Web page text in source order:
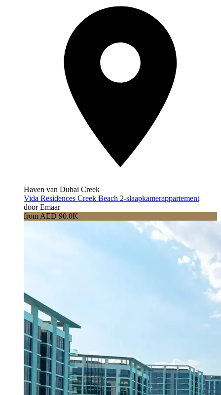
Haven van Dubai Creek
Vida Residences Creek Beach 2-slaapkamerappartement
door Emaar
from AED 90.0K